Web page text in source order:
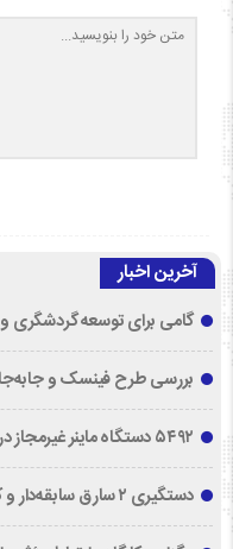
آخرین اخبار
گامی برای توسعه گردشگری
بررسی طرح فینسک و
۵۴۹۲ دستگاه ماینر غیرمجاز در استان سمنان جمع‌آوری شد
دستگیری ۲ سارق سابقه‌دار و کشف خودروی سرقتی در مهدیشهر